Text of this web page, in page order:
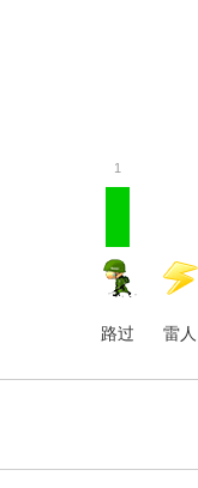
1
路过 雷人